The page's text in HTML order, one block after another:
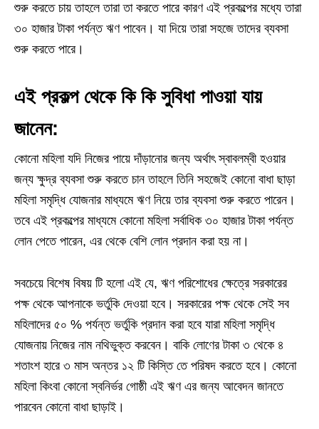
শুরু করতে চায় তাহলে তারা তা করতে পারে কারণ এই প্রকল্পের মধ্যে তারা
৩০ হাজার টাকা পর্যন্ত ঋণ পাবেন। যা দিয়ে তারা সহজে তাদের ব্যবসা
শুরু করতে পারে।
এই প্রকল্প থেকে কি কি সুবিধা পাওয়া যায়
জানেন:
কোনো মহিলা যদি নিজের পায়ে দাঁড়ানোর জন্য অর্থাৎ স্বাবলম্বী হওয়ার
জন্য ক্ষুদ্র ব্যবসা শুরু করতে চান তাহলে তিনি সহজেই কোনো বাধা ছাড়া
মহিলা সমৃদ্ধি যোজনার মাধ্যমে ঋণ নিয়ে তার ব্যবসা শুরু করতে পারেন।
তবে এই প্রকল্পের মাধ্যমে কোনো মহিলা সর্বাধিক ৩০ হাজার টাকা পর্যন্ত
লোন পেতে পারেন, এর থেকে বেশি লোন প্রদান করা হয় না।
সবচেয়ে বিশেষ বিষয় টি হলো এই যে, ঋণ পরিশোধের ক্ষেত্রে সরকারের
পক্ষ থেকে আপনাকে ভর্তুকি দেওয়া হবে। সরকারের পক্ষ থেকে সেই সব
মহিলাদের ৫০ % পর্যন্ত ভর্তুকি প্রদান করা হবে যারা মহিলা সমৃদ্ধি
যোজনায় নিজের নাম নথিভুক্ত করবেন। বাকি লোণের টাকা ৩ থেকে ৪
শতাংশ হারে ৩ মাস অন্তর ১২ টি কিস্তি তে পরিষদ করতে হবে। কোনো
মহিলা কিংবা কোনো স্বনির্ভর গোষ্ঠী এই ঋণ এর জন্য আবেদন জানতে
পারবেন কোনো বাধা ছাড়াই।